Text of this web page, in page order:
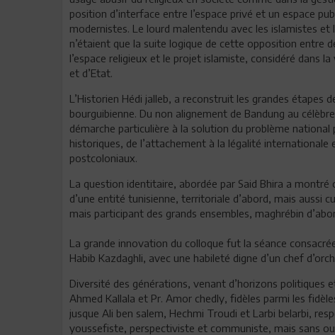
position d’interface entre l’espace privé et un espace
modernistes. Le lourd malentendu avec les islamistes
n’étaient que la suite logique de cette opposition entre
l’espace religieux et le projet islamiste, considéré dans
et d’Etat.
L’Historien Hédi jalleb, a reconstruit les grandes étapes
bourguibienne. Du non alignement de Bandung au
démarche particulière à la solution du problème
historiques, de l’attachement à la légalité
postcoloniaux.
La question identitaire, abordée par Said Bhira a
d’une entité tunisienne, territoriale d’abord, mais aussi
mais participant des grands ensembles, maghrébin
La grande innovation du colloque fut la séance
Habib Kazdaghli, avec une habileté digne d’un chef
Diversité des générations, venant d’horizons politiques
Ahmed Kallala et Pr. Amor chedly, fidèles parmi les
jusque Ali ben salem, Hechmi Troudi et Larbi belarbi,
youssefiste, perspectiviste et communiste, mais sans